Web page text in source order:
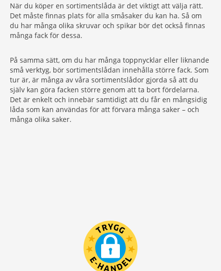
När du köper en sortimentslåda är det viktigt att välja rätt.
Det måste finnas plats för alla småsaker du kan ha. Så om
du har många olika skruvar och spikar bör det också finnas
många fack för dessa.
På samma sätt, om du har många toppnycklar eller liknande
små verktyg, bör sortimentslådan innehålla större fack. Som
tur är, är många av våra sortimentslådor gjorda så att du
själv kan göra facken större genom att ta bort fördelarna.
Det är enkelt och innebär samtidigt att du får en mångsidig
låda som kan användas för att förvara många saker – och
många olika saker.